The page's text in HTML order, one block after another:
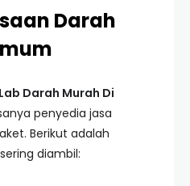
Darah
Darah Murah Di
penyedia jasa
Berikut adalah
diambil: